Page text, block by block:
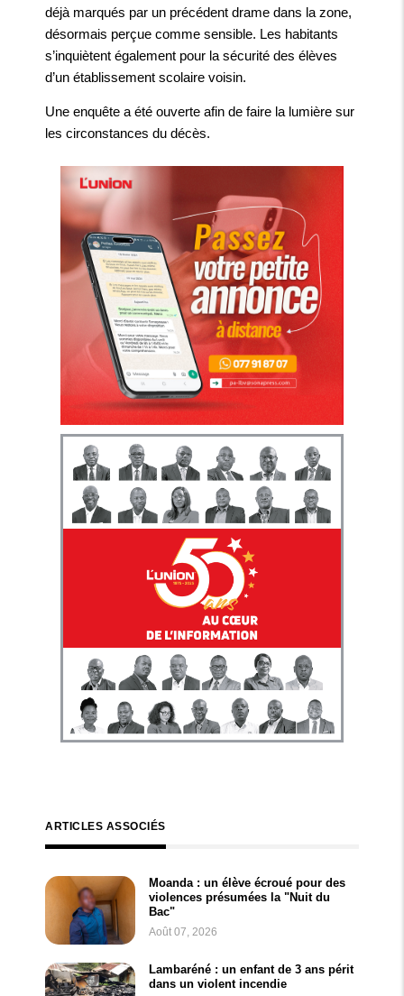
déjà marqués par un précédent drame dans la zone,
désormais perçue comme sensible. Les habitants
s’inquiètent également pour la sécurité des élèves
d’un établissement scolaire voisin.
Une enquête a été ouverte afin de faire la lumière sur
les circonstances du décès.
ARTICLES ASSOCIÉS
Moanda : un élève écroué pour des
violences présumées la "Nuit du
Bac"
Août 07, 2026
Lambaréné : un enfant de 3 ans périt
dans un violent incendie